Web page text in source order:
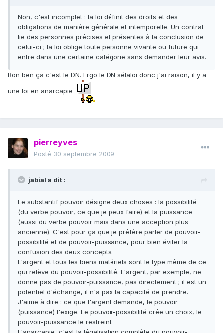
Non, c'est incomplet : la loi définit des droits et des
obligations de manière générale et intemporelle. Un contrat
lie des personnes précises et présentes à la conclusion de
celui-ci ; la loi oblige toute personne vivante ou future qui
entre dans une certaine catégorie sans demander leur avis.
Bon ben ça c'est le DN. Ergo le DN sélaloi donc j'ai raison, il y a
une loi en anarcapie
pierreyves
Posté 30 septembre 2009
jabial a dit :
Le substantif pouvoir désigne deux choses : la possibilité
(du verbe pouvoir, ce que je peux faire) et la puissance
(aussi du verbe pouvoir mais dans une acception plus
ancienne). C'est pour ça que je préfère parler de pouvoir-
possibilité et de pouvoir-puissance, pour bien éviter la
confusion des deux concepts.
L'argent et tous les biens matériels sont le type même de ce
qui relève du pouvoir-possibilité. L'argent, par exemple, ne
donne pas de pouvoir-puissance, pas directement ; il est un
potentiel d'échange, il n'a pas la capacité de prendre.
J'aime à dire : ce que l'argent demande, le pouvoir
(puissance) l'exige. Le pouvoir-possibilité crée un choix, le
pouvoir-puissance le restreint.